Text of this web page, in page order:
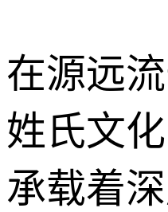
在源远
姓氏文
承载着